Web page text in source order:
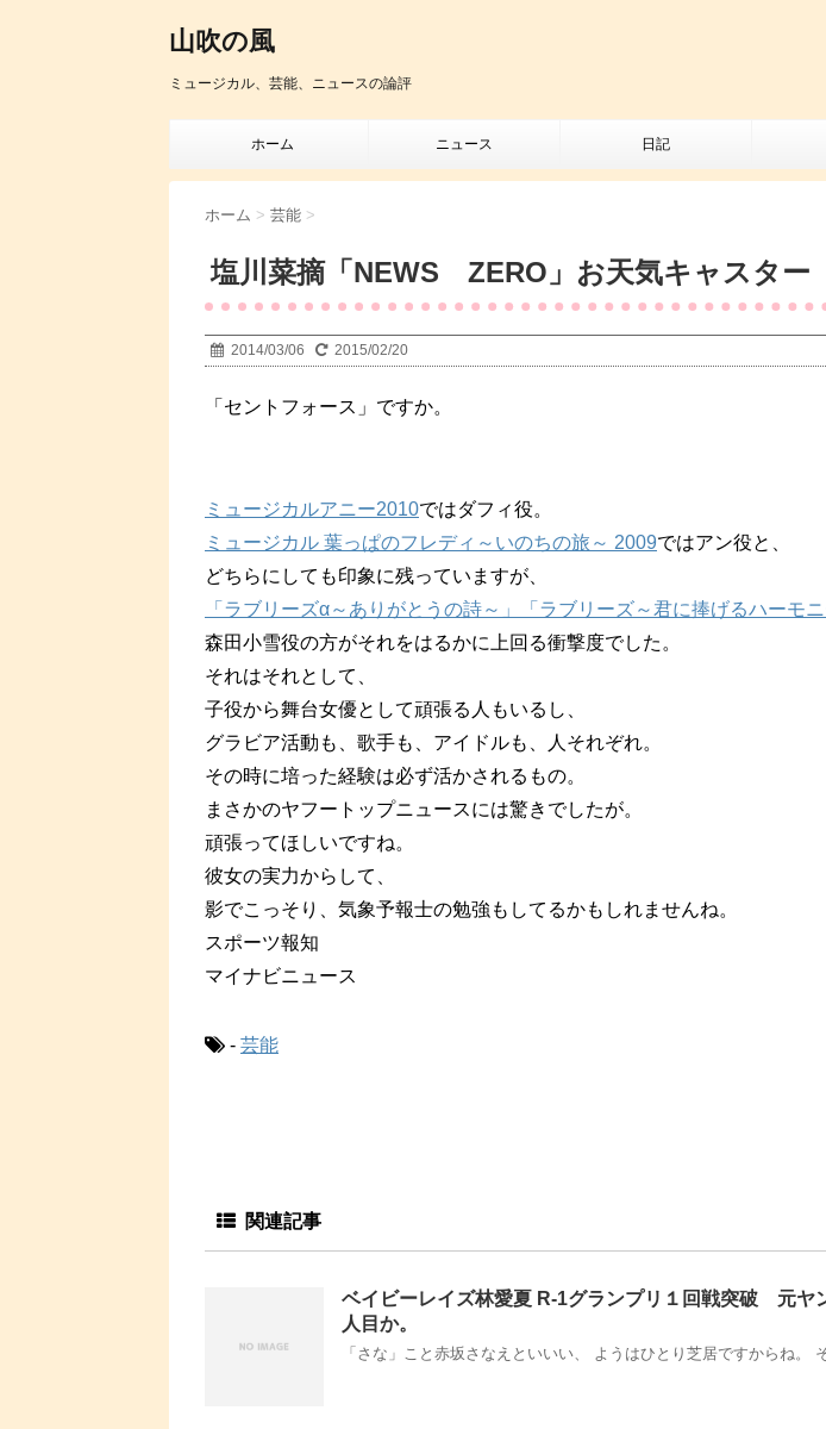
山吹の風
ミュージカル、芸能、ニュースの論評
ホーム ニュース 日記
ホーム > 芸能 >
塩川菜摘「NEWS ZERO」お天気キャスター
2014/03/06 2015/02/20
「セントフォース」ですか。
ミュージカルアニー2010ではダフィ役。
ミュージカル 葉っぱのフレディ～いのちの旅～ 2009ではアン役と、
どちらにしても印象に残っていますが、
「ラブリーズα～ありがとうの詩～」「ラブリーズ～君に捧げるハーモ
森田小雪役の方がそれをはるかに上回る衝撃度でした。
それはそれとして、
子役から舞台女優として頑張る人もいるし、
グラビア活動も、歌手も、アイドルも、人それぞれ。
その時に培った経験は必ず活かされるもの。
まさかのヤフートップニュースには驚きでしたが。
頑張ってほしいですね。
彼女の実力からして、
影でこっそり、気象予報士の勉強もしてるかもしれませんね。
スポーツ報知
マイナビニュース
- 芸能
関連記事
ベイビーレイズ林愛夏 R-1グランプリ１回戦突破 元ヤ
人目か。
「さな」こと赤坂さなえといいい、 ようはひとり芝居ですからね。